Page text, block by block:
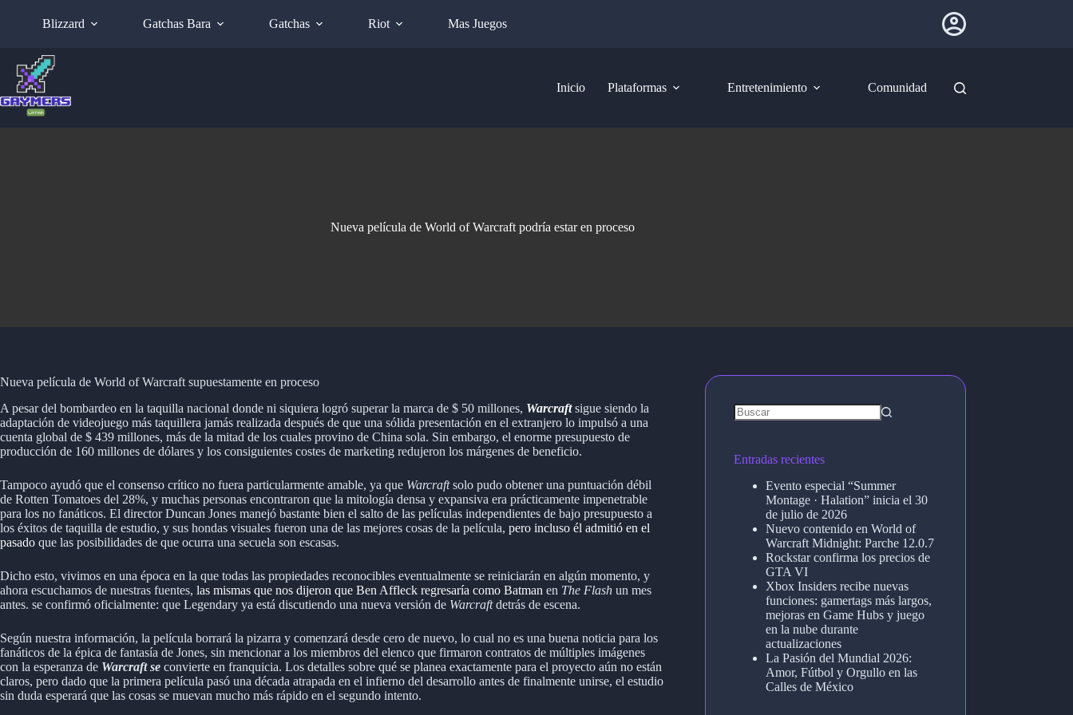
Blizzard Gatchas Bara Gatchas Riot Mas Juegos
Inicio Plataformas Entretenimiento Comunidad
Nueva película de World of Warcraft podría estar en proceso
Nueva película de World of Warcraft supuestamente en proceso
A pesar del bombardeo en la taquilla nacional donde ni siquiera logró superar la marca de $ 50 millones, Warcraftsigue siendo la
adaptación de videojuego más taquillera jamás realizada después de que una sólida presentación en el extranjero lo impulsó a una
cuenta global de $ 439 millones, más de la mitad de los cuales provino de China sola. Sin embargo, el enorme presupuesto de
producción de 160 millones de dólares y los consiguientes costes de marketing redujeron los márgenes de beneficio.
Tampoco ayudó que el consenso crítico no fuera particularmente amable, ya que Warcraftsolo pudo obtener una puntuación débil
de Rotten Tomatoes del 28%, y muchas personas encontraron que la mitología densa y expansiva era prácticamente impenetrable
para los no fanáticos. El director Duncan Jones manejó bastante bien el salto de las películas independientes de bajo presupuesto a
los éxitos de taquilla de estudio, y sus hondas visuales fueron una de las mejores cosas de la película, pero incluso él admitió en el
pasado que las posibilidades de que ocurra una secuela son escasas.
Dicho esto, vivimos en una época en la que todas las propiedades reconocibles eventualmente se reiniciarán en algún momento, y
ahora escuchamos de nuestras fuentes, las mismas que nos dijeron que Ben Affleck regresaría como Batman en The Flash un mes
antes. se confirmó oficialmente: que Legendary ya está discutiendo una nueva versión de Warcraftdetrás de escena.
Según nuestra información, la película borrará la pizarra y comenzará desde cero de nuevo, lo cual no es una buena noticia para los
fanáticos de la épica de fantasía de Jones, sin mencionar a los miembros del elenco que firmaron contratos de múltiples imágenes
con la esperanza de Warcraft se convierte en franquicia. Los detalles sobre qué se planea exactamente para el proyecto aún no están
claros, pero dado que la primera película pasó una década atrapada en el infierno del desarrollo antes de finalmente unirse, el estudio
sin duda esperará que las cosas se muevan mucho más rápido en el segundo intento.
Entradas recientes
Evento especial “Summer
Montage · Halation” inicia el 30
de julio de 2026
Nuevo contenido en World of
Warcraft Midnight: Parche 12.0.7
Rockstar confirma los precios de
GTA VI
Xbox Insiders recibe nuevas
funciones: gamertags más largos,
mejoras en Game Hubs y juego
en la nube durante
actualizaciones
La Pasión del Mundial 2026:
Amor, Fútbol y Orgullo en las
Calles de México